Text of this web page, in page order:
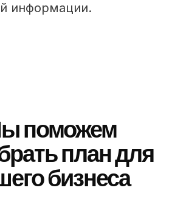
информации.
поможем
план для
бизнеса